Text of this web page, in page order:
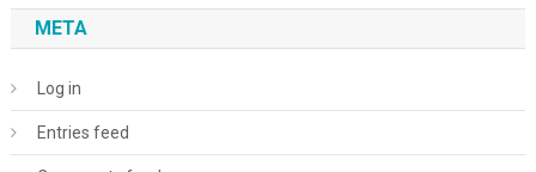
META
Log in
Entries feed